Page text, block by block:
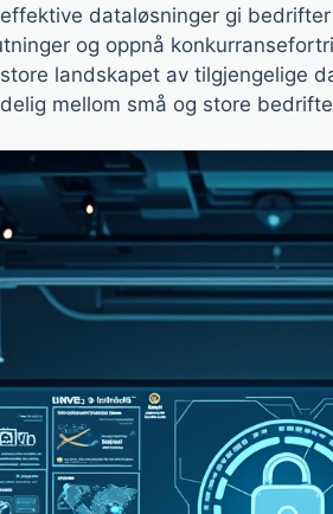
dataløsninger gi
og oppnå
landskapet av tilgjengelige
mellom små og store